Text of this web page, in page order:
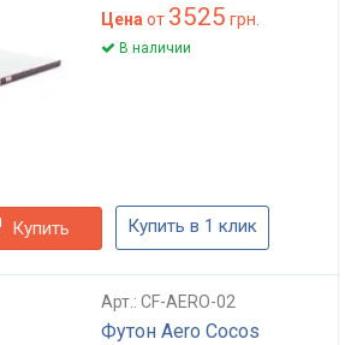
Цена от 3525 грн.
В наличии
Купить Купить в 1 клик
Арт.: CF-AERO-02
Футон Aero Cocos